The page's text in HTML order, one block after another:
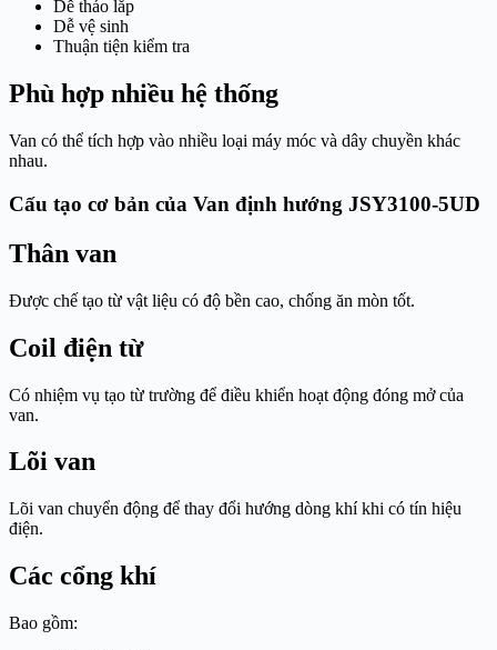
Dễ tháo lắp
Dễ vệ sinh
Thuận tiện kiểm tra
Phù hợp nhiều hệ thống
Van có thể tích hợp vào nhiều loại máy móc và dây chuyền khác
nhau.
Cấu tạo cơ bản của Van định hướng JSY3100-5UD
Thân van
Được chế tạo từ vật liệu có độ bền cao, chống ăn mòn tốt.
Coil điện từ
Có nhiệm vụ tạo từ trường để điều khiển hoạt động đóng mở của
van.
Lõi van
Lõi van chuyển động để thay đổi hướng dòng khí khi có tín hiệu
điện.
Các cổng khí
Bao gồm: